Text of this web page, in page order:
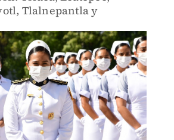
Tlalnepantla y